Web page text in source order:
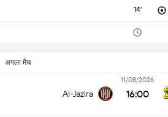
14'
अगला मैच
Al-Jazira
11/08/2026
16:00